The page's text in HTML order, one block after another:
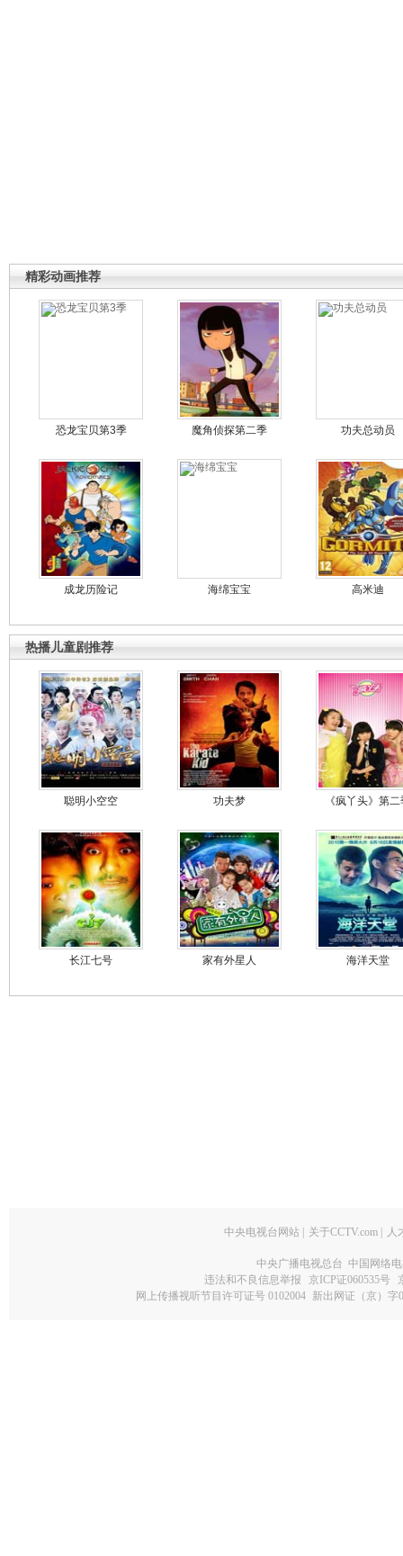
精彩动画推荐
恐龙宝贝第3季 魔角侦探第二季 功夫总动员
成龙历险记 海绵宝宝 高米迪
热播儿童剧推荐
聪明小空空 功夫梦 《疯丫头》第二
长江七号 家有外星人 海洋天堂
中央电视台网站 关于CCTV.com 人
中央广播电视总台 中国网络
违法和不良信息举报
京ICP证060535号
网上传播视听节目许可证号 0102004 新出网证（京）